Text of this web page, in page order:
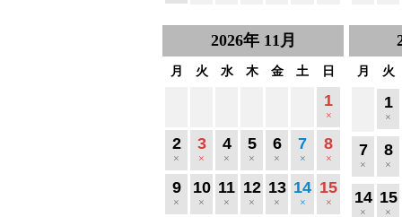
2026年 11月
月 火 水 木 金 土 日
1
×
2
×
3
×
4
×
5
×
6
×
7
×
8
×
9
×
10
×
11
×
12
×
13
×
14
×
15
×
月 火
1
×
7
×
8
×
14
×
15
×